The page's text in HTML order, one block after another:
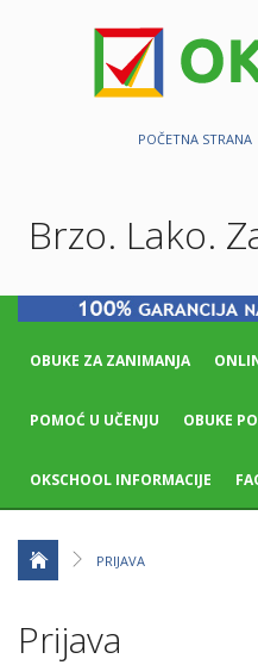
POČETNA STRANA
Brzo. Lako.
OBUKE ZA ZANIMANJA
POMOĆ U UČENJU OBUKE
OKSCHOOL INFORMACIJE
PRIJAVA
Prijava